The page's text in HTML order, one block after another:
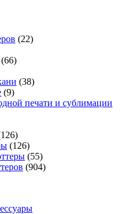
(22)
(66)
(38)
(9)
печати и сублимации
(126)
(55)
(904)